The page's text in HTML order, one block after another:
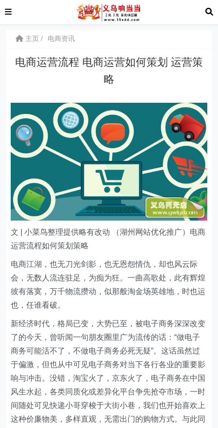
主页 电商资讯
电商运营流程 电商运营如何策划 运营策
略
文 | 小菜鸟整理提供略有改动 （湖州网站优化推广）电商
运营流程如何策划策略
电商江湖，也无刀光剑影，也无恩怨情仇，却也风云际
会，无数人流连驻足，为痴为狂。一曲高歌处，此有辉煌
彼有落寞，万千物流攒动，似那般淘金场英雄地，时也运
也，任谁看破。
新经济时代，格局已变，大势已至，被电子商务深深改变
了的今天，曾听闻一句朋友圈里广为流传的话：“做电子
商务可能活不了，不做电子商务必死无疑”。这话虽然过
于偏激，但也从中可见电子商务对当下各行各业的重要影
响与冲击。没错，淘宝火了，京东火了，电子商务在中国
风生水起，各类同质化或差异化平台争先抢夺市场，一时
间随处可见快递小哥穿梭于大街小巷，我们也开始喜欢上
这种价廉物美，多样直观，无需出门的购物方式。与此同